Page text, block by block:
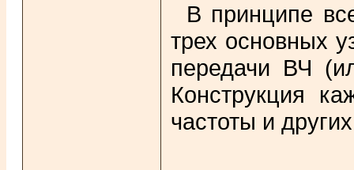
В принципе
трех основных
передачи ВЧ
Конструкция
частоты и